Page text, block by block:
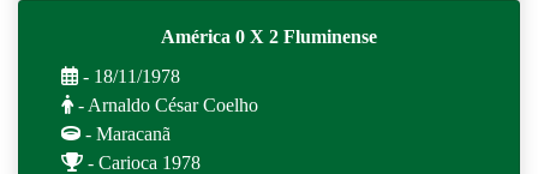
América 0 X 2 Fluminense
- 18/11/1978
- Arnaldo César Coelho
- Maracanã
- Carioca 1978